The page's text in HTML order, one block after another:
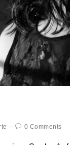
0 Comments